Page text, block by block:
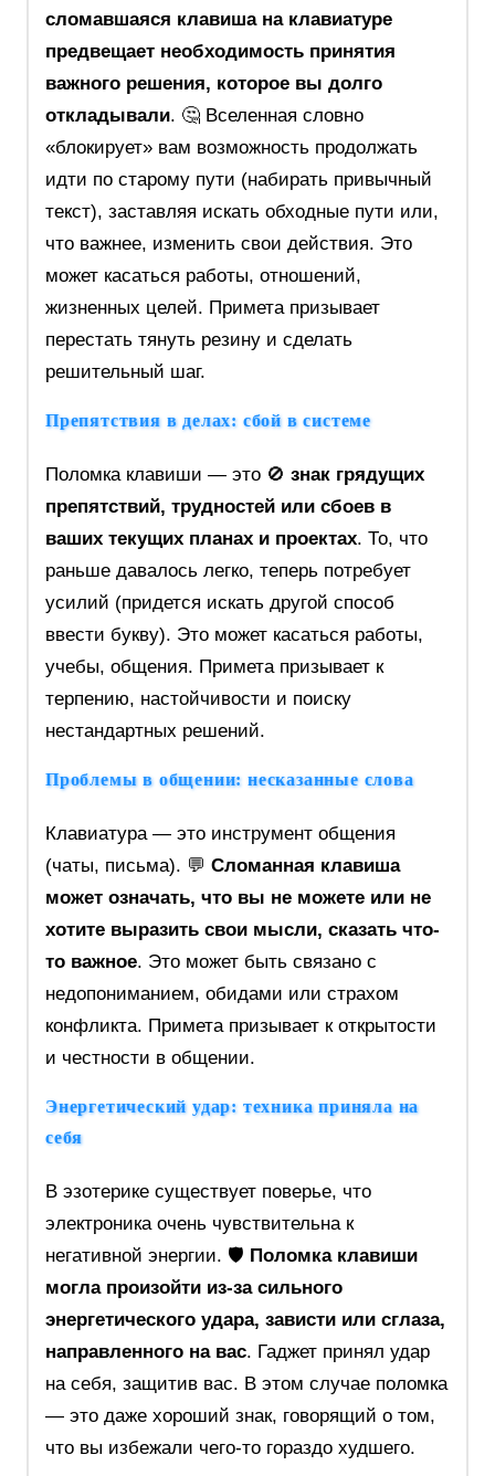
сломавшаяся клавиша на клавиатуре
предвещает необходимость принятия
важного решения, которое вы долго
откладывали. 🤔 Вселенная словно
«блокирует» вам возможность продолжать
идти по старому пути (набирать привычный
текст), заставляя искать обходные пути или,
что важнее, изменить свои действия. Это
может касаться работы, отношений,
жизненных целей. Примета призывает
перестать тянуть резину и сделать
решительный шаг.
Препятствия в делах: сбой в системе
Поломка клавиши — это 🚫 знак грядущих
препятствий, трудностей или сбоев в
ваших текущих планах и проектах. То, что
раньше давалось легко, теперь потребует
усилий (придется искать другой способ
ввести букву). Это может касаться работы,
учебы, общения. Примета призывает к
терпению, настойчивости и поиску
нестандартных решений.
Проблемы в общении: несказанные слова
Клавиатура — это инструмент общения
(чаты, письма). 💬 Сломанная клавиша
может означать, что вы не можете или не
хотите выразить свои мысли, сказать что-
то важное. Это может быть связано с
недопониманием, обидами или страхом
конфликта. Примета призывает к открытости
и честности в общении.
Энергетический удар: техника приняла на
себя
В эзотерике существует поверье, что
электроника очень чувствительна к
негативной энергии. 🛡️ Поломка клавиши
могла произойти из-за сильного
энергетического удара, зависти или сглаза,
направленного на вас. Гаджет принял удар
на себя, защитив вас. В этом случае поломка
— это даже хороший знак, говорящий о том,
что вы избежали чего-то гораздо худшего.